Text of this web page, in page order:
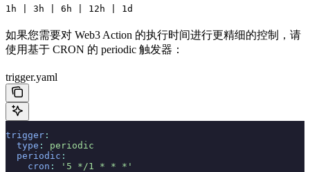
1h | 3h | 6h | 12h | 1d
如果您需要对 Web3 Action 的执行时间进行更精细的控制，请
使用基于 CRON 的 periodic 触发器：
trigger.yaml
trigger :
  type
:
periodic
  periodic
:
    cron
: '5 */1 * * *'